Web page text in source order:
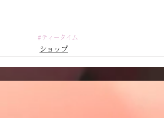
#ティータイム
ショップ